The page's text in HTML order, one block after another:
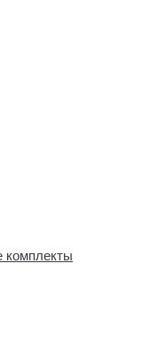
комплекты